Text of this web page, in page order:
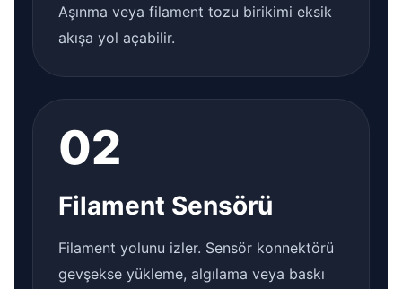
Aşınma veya filament tozu birikimi eksik
akışa yol açabilir.
02
Filament Sensörü
Filament yolunu izler. Sensör konnektörü
gevşekse yükleme, algılama veya baskı